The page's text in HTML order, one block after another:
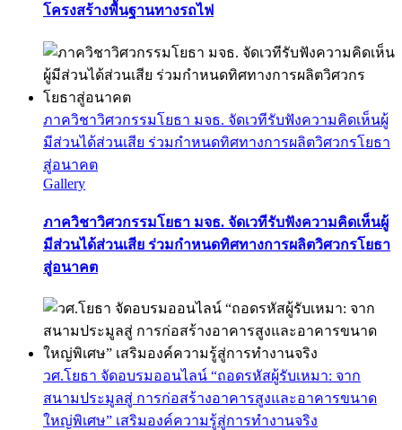
โครงสร้างพื้นฐานทางรถไฟ
ภาควิชาวิศวกรรมโยธา มจธ. จัดเวทีรับฟังความคิดเห็นผู้
มีส่วนได้ส่วนเสีย ร่วมกำหนดทิศทางการผลิตวิศวกรโยธา
สู่อนาคต
Gallery
ภาควิชาวิศวกรรมโยธา มจธ. จัดเวทีรับฟังความคิดเห็นผู้
มีส่วนได้ส่วนเสีย ร่วมกำหนดทิศทางการผลิตวิศวกรโยธา
สู่อนาคต
วศ.โยธา จัดอบรมออนไลน์ “ถอดรหัสผู้รับเหมา: จาก
สนามประมูลสู่ การก่อสร้างอาคารสูงและอาคารขนาด
ใหญ่พิเศษ” เสริมองค์ความรู้สู่การทำงานจริง